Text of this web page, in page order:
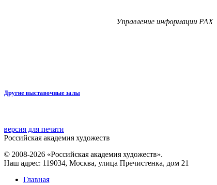
Управление информации РАХ
Другие выставочные залы
версия для печати
Российская академия художеств
© 2008-2026 «Российская академия художеств».
Наш адрес: 119034, Москва, улица Пречистенка, дом 21
Главная